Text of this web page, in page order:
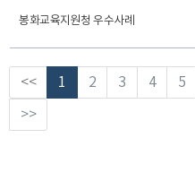
봉화교육지원청 우수사례
<< 1 2 3 4 5
>>